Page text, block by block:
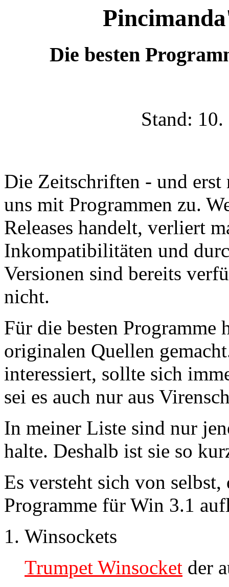
Die besten
Stand:
Die Zeitschriften - und erst
uns mit Programmen zu.
Releases handelt, verliert
Inkompatibilitäten und
Versionen sind bereits
nicht.
Für die besten Programme
originalen Quellen
interessiert, sollte sich
sei es auch nur aus
In meiner Liste sind nur
halte. Deshalb ist sie so
Es versteht sich von
Programme für Win 3.1
Winsockets
Trumpet Winsocket der